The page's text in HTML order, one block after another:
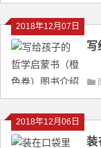
2018年12月07日
写
2018年12月06日
装